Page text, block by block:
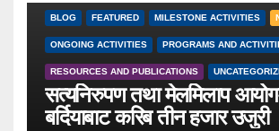
BLOG FEATURED MILESTONE ACTIVITIES
ONGOING ACTIVITIES PROGRAMS AND
RESOURCES AND PUBLICATIONS
सत्यनिरुपण तथा मेलमिलाप
बर्दियाबाट करिब तीन हजार उजुरी